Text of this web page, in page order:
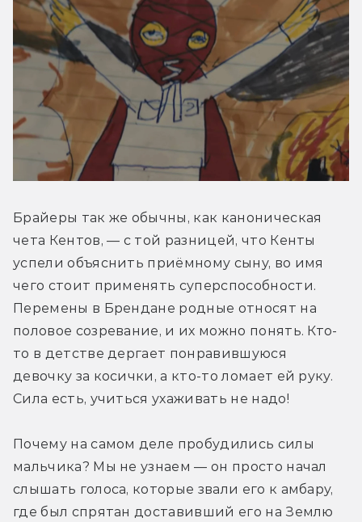
Брайеры так же обычны, как каноническая
чета Кентов, — с той разницей, что Кенты
успели объяснить приёмному сыну, во имя
чего стоит применять суперспособности.
Перемены в Брендане родные относят на
половое созревание, и их можно понять. Кто-
то в детстве дергает понравившуюся
девочку за косички, а кто-то ломает ей руку.
Сила есть, учиться ухаживать не надо!
Почему на самом деле пробудились силы
мальчика? Мы не узнаем — он просто начал
слышать голоса, которые звали его к амбару,
где был спрятан доставивший его на Землю